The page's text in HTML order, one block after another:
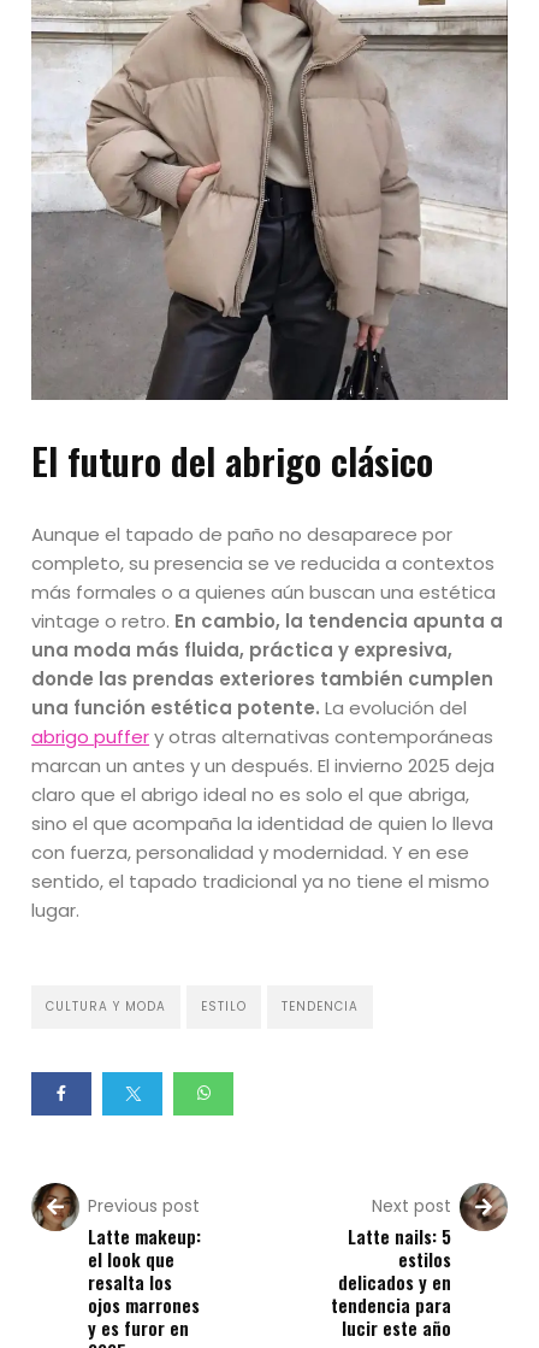
El futuro del abrigo clásico
Aunque el tapado de paño no desaparece por
completo, su presencia se ve reducida a contextos
más formales o a quienes aún buscan una estética
vintage o retro. En cambio, la tendencia apunta a
una moda más fluida, práctica y expresiva,
donde las prendas exteriores también cumplen
una función estética potente. La evolución del
abrigo puffery otras alternativas contemporáneas
marcan un antes y un después. El invierno 2025 deja
claro que el abrigo ideal no es solo el que abriga,
sino el que acompaña la identidad de quien lo lleva
con fuerza, personalidad y modernidad. Y en ese
sentido, el tapado tradicional ya no tiene el mismo
lugar.
CULTURA Y MODA ESTILO TENDENCIA
Previous post
Latte makeup:
el look que
resalta los
ojos marrones
y es furor en
Next post
Latte nails: 5
estilos
delicados y en
tendencia para
lucir este año